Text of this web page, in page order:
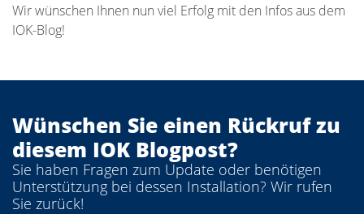
Wir wünschen Ihnen nun viel Erfolg mit den Infos aus dem
IOK-Blog!
Wünschen Sie einen Rückruf zu
diesem IOK Blogpost?
Sie haben Fragen zum Update oder benötigen
Unterstützung bei dessen Installation? Wir rufen
Sie zurück!